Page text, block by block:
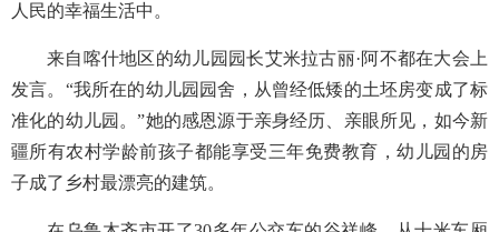
人民的幸福生活中。
来自喀什地区的幼儿园园长艾米拉古丽·阿不都在大会上
发言。“我所在的幼儿园园舍，从曾经低矮的土坯房变成了标
准化的幼儿园。”她的感恩源于亲身经历、亲眼所见，如今新
疆所有农村学龄前孩子都能享受三年免费教育，幼儿园的房
子成了乡村最漂亮的建筑。